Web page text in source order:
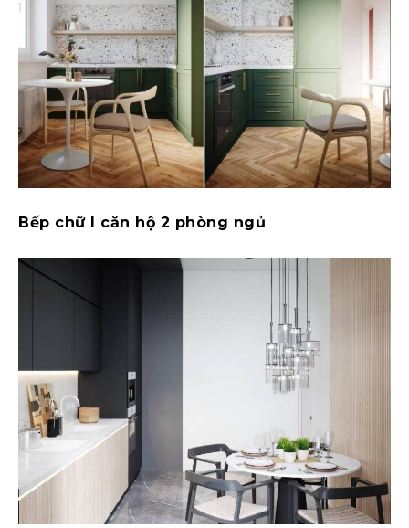
Bếp chữ I căn hộ 2 phòng ngủ